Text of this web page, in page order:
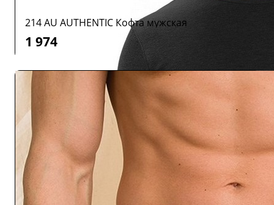
214 AU AUTHENTIC Кофта мужская
1 974